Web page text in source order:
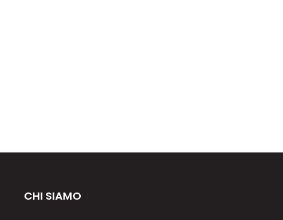
CHI SIAMO